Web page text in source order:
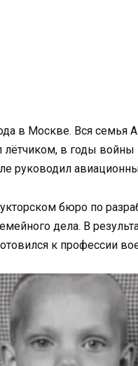
в Москве. Вся семья
лётчиком, в годы
руководил
бюро по
дела. В
к профессии